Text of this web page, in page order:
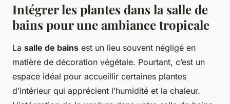
Intégrer les plantes dans la salle de
bains pour une ambiance tropicale
La salle de bains est un lieu souvent négligé en
matière de décoration végétale. Pourtant, c’est un
espace idéal pour accueillir certaines plantes
d’intérieur qui apprécient l’humidité et la chaleur.